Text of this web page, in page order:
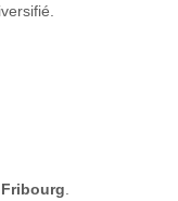
Fribourg